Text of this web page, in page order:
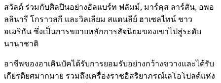
สวัลด์ ร่วมกับศิลปินอย่างอัลแบร์ท ฟลัมม์, มาร์คุส ลาร์สัน, อพอ
ลลินารี โกราวสกี และวิลเลียม สแตนลีย์ ฮาเซลไทน์ ชาว
อเมริกัน ซึ่งเป็นการขยายหลักการสัจนิยมของเขาไปสู่ระดับ
นานาชาติ
อาชีพของอาเคินบัคได้รับการยอมรับอย่างกว้างขวางและได้รับ
เกียรติยศมากมาย รวมถึงเครื่องราชอิสริยาภรณ์เลโอโปลด์แห่ง